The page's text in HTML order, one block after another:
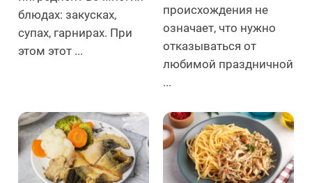
блюдах: закусках,
супах, гарнирах. При
этом этот ...
происхождения не
означает, что нужно
отказываться от
любимой праздничной
...